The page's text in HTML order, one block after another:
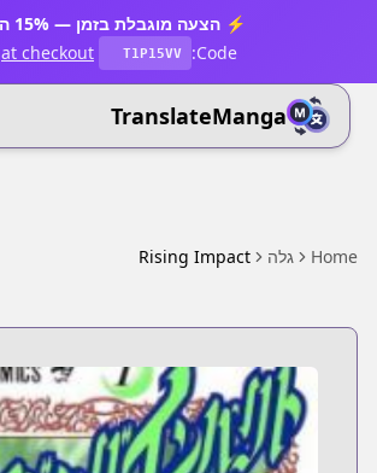
⚡ הצעה מוגבלת בזמן — 15% הנחה
Code:
T1P15VV
at checkout
TranslateManga
Home גלה Rising Impact